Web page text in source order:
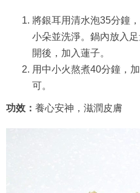
將銀耳用清水泡35分鐘
小朵並洗淨。鍋內放入
開後，加入蓮子。
用中小火熬煮40分鐘，
可。
功效： 養心安神，滋潤皮膚